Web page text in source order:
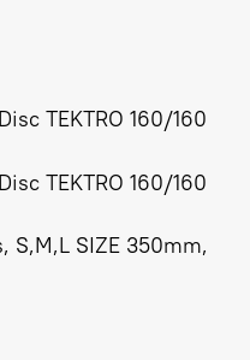
TEKTRO 160/160
TEKTRO 160/160
S,M,L SIZE 350mm,